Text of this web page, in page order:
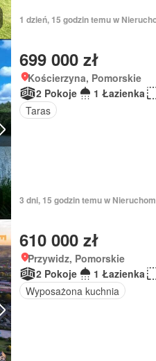
1 dzień, 15 godzin temu w
699 000 zł
Kościerzyna, Pomorskie
2 Pokoje
1 Łazienka
Taras
3 dni, 15 godzin temu w
610 000 zł
Przywidz, Pomorskie
2 Pokoje
1 Łazienka
Wyposażona kuchnia